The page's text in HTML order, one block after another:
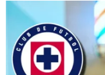
LEE TAMBIÉN